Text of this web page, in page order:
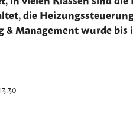
die
Management wurde